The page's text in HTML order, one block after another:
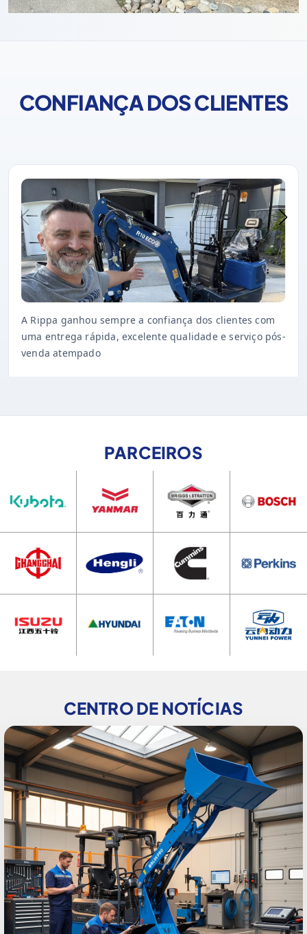
CONFIANÇA DOS CLIENTES
A Rippa ganhou sempre a confiança dos clientes com
uma entrega rápida, excelente qualidade e serviço pós-
venda atempado
PARCEIROS
CENTRO DE NOTÍCIAS